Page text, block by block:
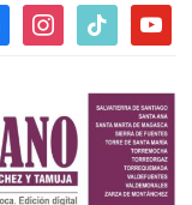
instagram
tiktok